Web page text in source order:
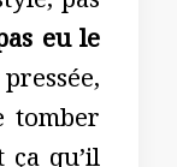
eu le
tomber